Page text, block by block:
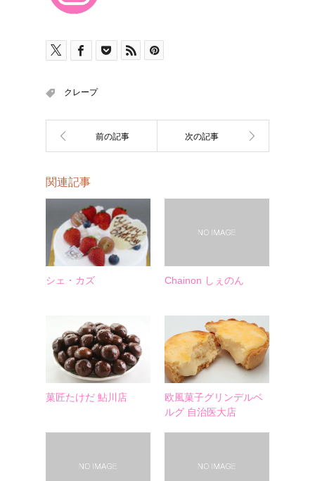
クレープ
関連記事
シェ・カズ Chainon しぇのん
菓匠たけだ 鮎川店
欧風菓子グリンデルベ
ルグ 自治医大店